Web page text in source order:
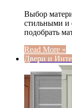
Выбор
стильными и
подобрать
Read More »
Двери и